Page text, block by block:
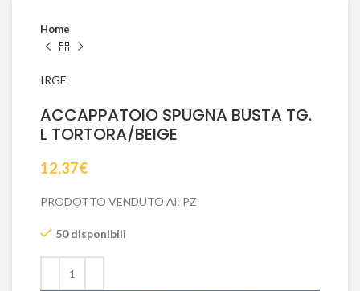
Home
IRGE
ACCAPPATOIO SPUGNA BUSTA TG.
L TORTORA/BEIGE
12,37€
PRODOTTO VENDUTO Al: PZ
50 disponibili